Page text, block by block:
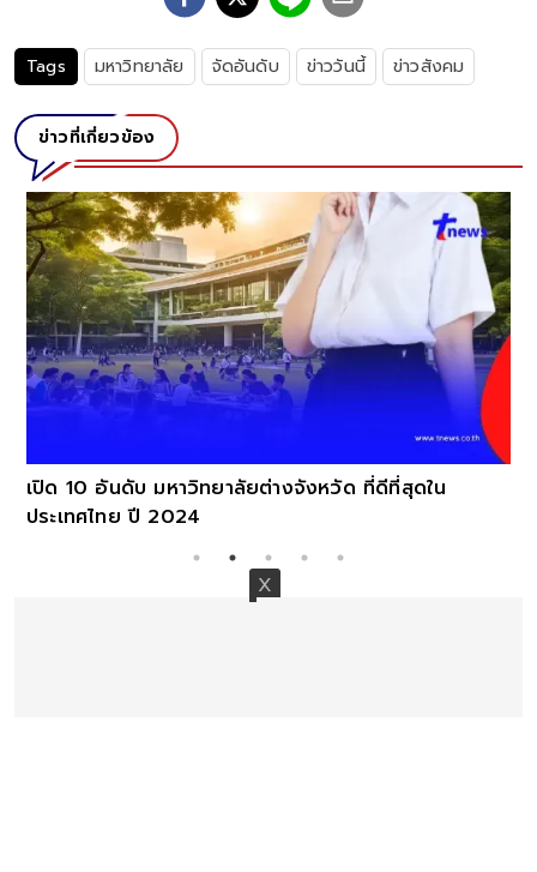
Tags มหาวิทยาลัย จัดอันดับ ข่าววันนี้ ข่าวสังคม
ข่าวที่เกี่ยวข้อง
เปิด 10 อันดับ มหาวิทยาลัยต่างจังหวัด ที่ดีที่สุดใน
ประเทศไทย ปี 2024